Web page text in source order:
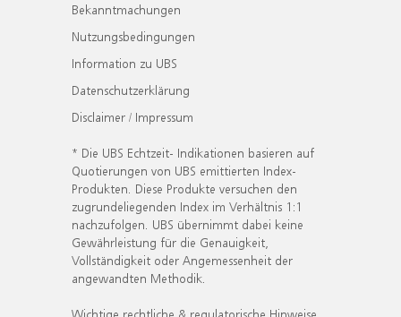
Bekanntmachungen
Nutzungsbedingungen
Information zu UBS
Datenschutzerklärung
Disclaimer / Impressum
* Die UBS Echtzeit- Indikationen basieren auf
Quotierungen von UBS emittierten Index-
Produkten. Diese Produkte versuchen den
zugrundeliegenden Index im Verhältnis 1:1
nachzufolgen. UBS übernimmt dabei keine
Gewährleistung für die Genauigkeit,
Vollständigkeit oder Angemessenheit der
angewandten Methodik.